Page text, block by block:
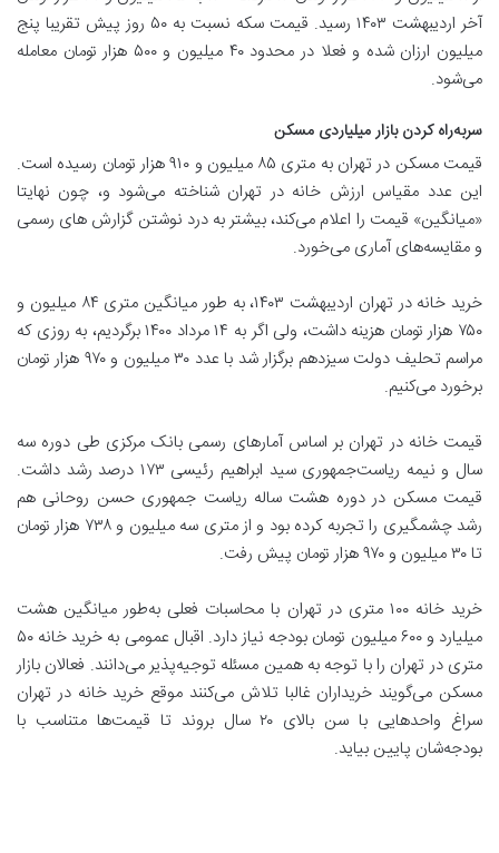
آخر اردیبهشت ۱۴۰۳ رسید. قیمت سکه نسبت به ۵۰ روز پیش تقریبا پنج
میلیون ارزان شده و فعلا در محدود ۴۰ میلیون و ۵۰۰ هزار تومان معامله
می‌شود.
سربه‌راه کردن بازار میلیاردی مسکن
قیمت مسکن در تهران به متری ۸۵ میلیون و ۹۱۰ هزار تومان رسیده است.
این عدد مقیاس ارزش خانه در تهران شناخته می‌شود و، چون نهایتا
«میانگین» قیمت را اعلام می‌کند، بیشتر به درد نوشتن گزارش ها‌ی رسمی
و مقایسه‌های آماری می‌خورد.
خرید خانه در تهران اردیبهشت ۱۴۰۳، به طور میانگین متری ۸۴ میلیون و
۷۵۰ هزار تومان هزینه داشت، ولی اگر به ۱۴ مرداد ۱۴۰۰ برگردیم، به روزی که
مراسم تحلیف دولت سیزدهم برگزار شد با عدد ۳۰ میلیون و ۹۷۰ هزار تومان
برخورد می‌کنیم.
قیمت خانه در تهران بر اساس آمار‌های رسمی بانک مرکزی طی دوره سه
سال و نیمه ریاست‌جمهوری سید ابراهیم رئیسی ۱۷۳ درصد رشد داشت.
قیمت مسکن در دوره هشت ساله ریاست جمهوری حسن روحانی هم
رشد چشمگیری را تجربه کرده بود و از متری سه میلیون و ۷۳۸ هزار تومان
تا ۳۰ میلیون و ۹۷۰ هزار تومان پیش رفت.
خرید خانه ۱۰۰ متری در تهران با محاسبات فعلی به‌طور میانگین هشت
میلیارد و ۶۰۰ میلیون تومان بودجه نیاز دارد. اقبال عمومی به خرید خانه ۵۰
متری در تهران را با توجه به همین مسئله توجیه‌پذیر می‌دانند. فعالان بازار
مسکن می‌گویند خریداران غالبا تلاش می‌کنند موقع خرید خانه در تهران
سراغ واحد‌هایی با سن بالای ۲۰ سال بروند تا قیمت‌ها متناسب با
بودجه‌شان پایین بیاید.